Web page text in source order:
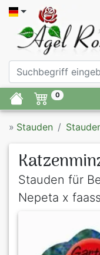
0
» Stauden
Stauden für
Nepeta x